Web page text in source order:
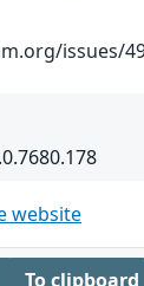
issues/
website
To clipboard